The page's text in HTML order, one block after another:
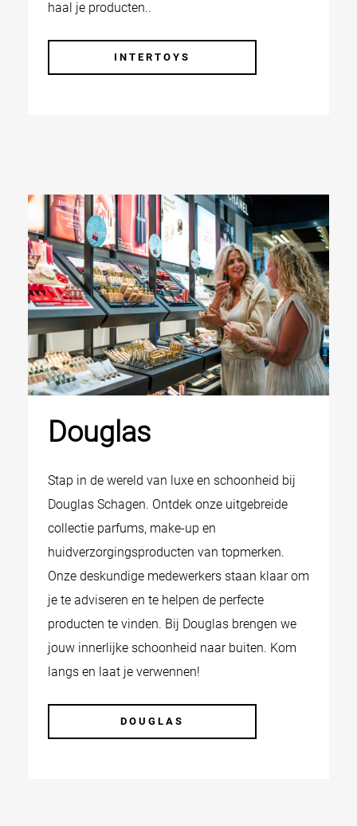
haal je producten..
INTERTOYS
Douglas
Stap in de wereld van luxe en schoonheid bij
Douglas Schagen. Ontdek onze uitgebreide
collectie parfums, make-up en
huidverzorgingsproducten van topmerken.
Onze deskundige medewerkers staan klaar om
je te adviseren en te helpen de perfecte
producten te vinden. Bij Douglas brengen we
jouw innerlijke schoonheid naar buiten. Kom
langs en laat je verwennen!
DOUGLAS